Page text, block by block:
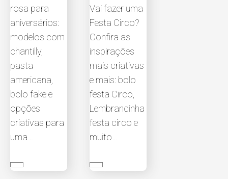
rosa para
aniversários:
modelos com
chantilly,
pasta
americana,
bolo fake e
opções
criativas para
uma…
Vai fazer uma
Festa Circo?
Confira as
inspirações
mais criativas
e mais: bolo
festa Circo,
Lembrancinha
festa circo e
muito…